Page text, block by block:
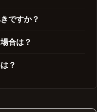
ですか？
合は？
？